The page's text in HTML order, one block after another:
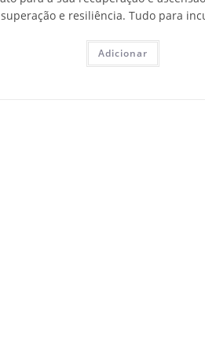
superação e resiliência. Tudo para
Adicionar